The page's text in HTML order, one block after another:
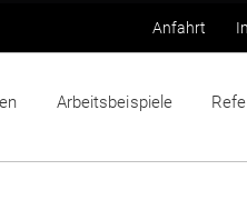
Anfahrt
Arbeitsbeispiele